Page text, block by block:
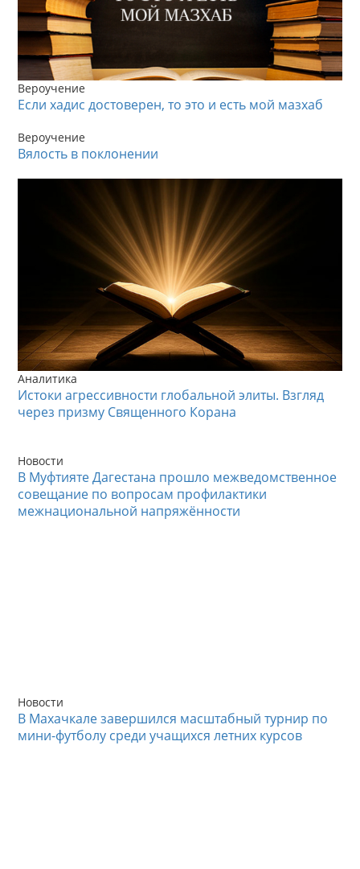
Вероучение
Если хадис достоверен, то это и есть мой мазхаб
Вероучение
Вялость в поклонении
Аналитика
Истоки агрессивности глобальной элиты. Взгляд
через призму Священного Корана
Новости
В Муфтияте Дагестана прошло межведомственное
совещание по вопросам профилактики
межнациональной напряжённости
Новости
В Махачкале завершился масштабный турнир по
мини-футболу среди учащихся летних курсов